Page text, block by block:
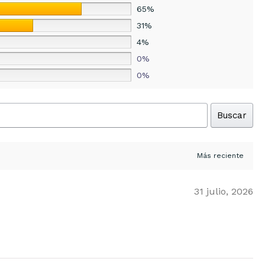
65%
31%
4%
0%
0%
Buscar
31 julio, 2026